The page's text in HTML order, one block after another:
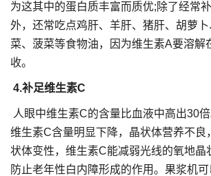
为这其中的蛋白质丰富而质优;除了经常
外，还常吃点鸡肝、羊肝、猪肝、胡萝
菜、菠菜等食物油，因为维生素A要溶解
收。
4.补足维生素C
人眼中维生素C的含量比血液中高出30倍
维生素C含量明显下降，晶状体营养不良
状体变性，维生素C能减弱光线的氧地晶
防止老年性白内障形成的作用。果浆机